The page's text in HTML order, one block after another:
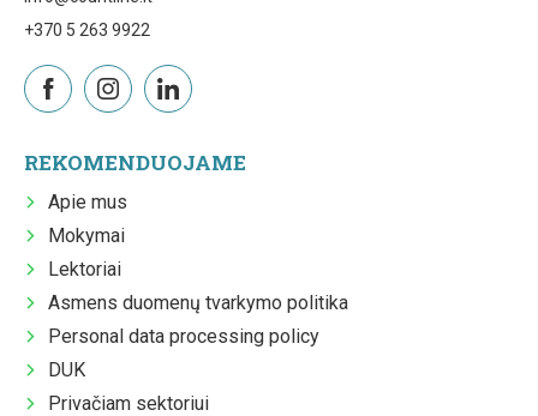
+370 5 263 9922
REKOMENDUOJAME
Apie mus
Mokymai
Lektoriai
Asmens duomenų tvarkymo politika
Personal data processing policy
DUK
Privačiam sektoriui